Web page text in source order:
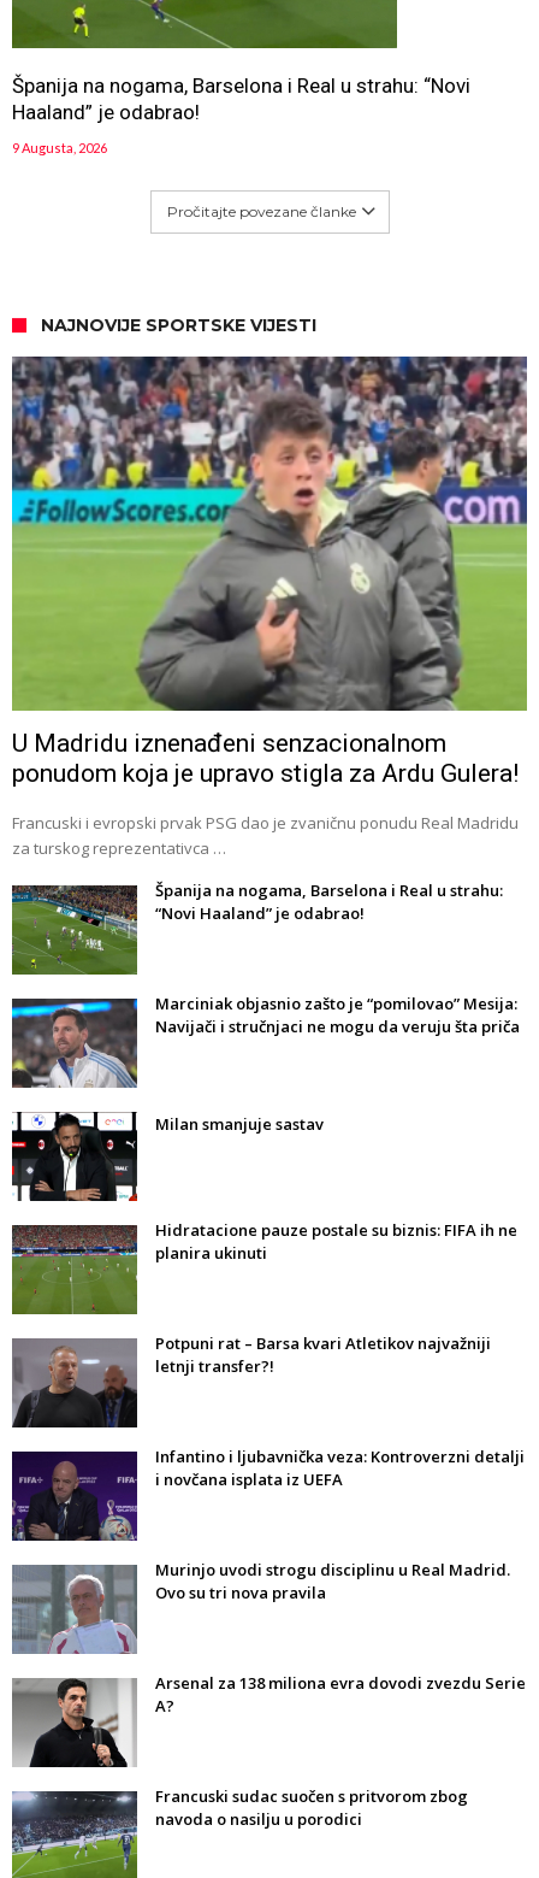
Španija na nogama, Barselona i Real u strahu: “Novi
Haaland” je odabrao!
9 Augusta, 2026
Pročitajte povezane članke
NAJNOVIJE SPORTSKE VIJESTI
U Madridu iznenađeni senzacionalnom
ponudom koja je upravo stigla za Ardu Gulera!
Francuski i evropski prvak PSG dao je zvaničnu ponudu Real Madridu
za turskog reprezentativca …
Španija na nogama, Barselona i Real u strahu:
“Novi Haaland” je odabrao!
Marciniak objasnio zašto je “pomilovao” Mesija:
Navijači i stručnjaci ne mogu da veruju šta priča
Milan smanjuje sastav
Hidratacione pauze postale su biznis: FIFA ih ne
planira ukinuti
Potpuni rat – Barsa kvari Atletikov najvažniji
letnji transfer?!
Infantino i ljubavnička veza: Kontroverzni detalji
i novčana isplata iz UEFA
Murinjo uvodi strogu disciplinu u Real Madrid.
Ovo su tri nova pravila
Arsenal za 138 miliona evra dovodi zvezdu Serie
A?
Francuski sudac suočen s pritvorom zbog
navoda o nasilju u porodici